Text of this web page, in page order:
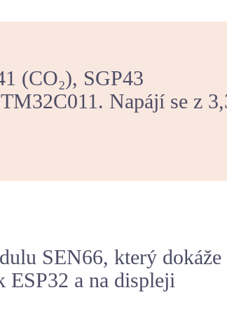
(CO₂), SGP43
Napájí se z
SEN66, který dokáže
ESP32 a na displeji